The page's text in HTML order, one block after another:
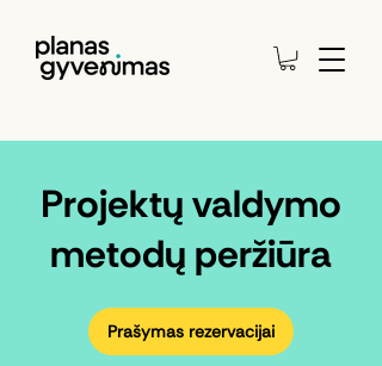
Projektų valdymo
metodų peržiūra
Prašymas rezervacijai